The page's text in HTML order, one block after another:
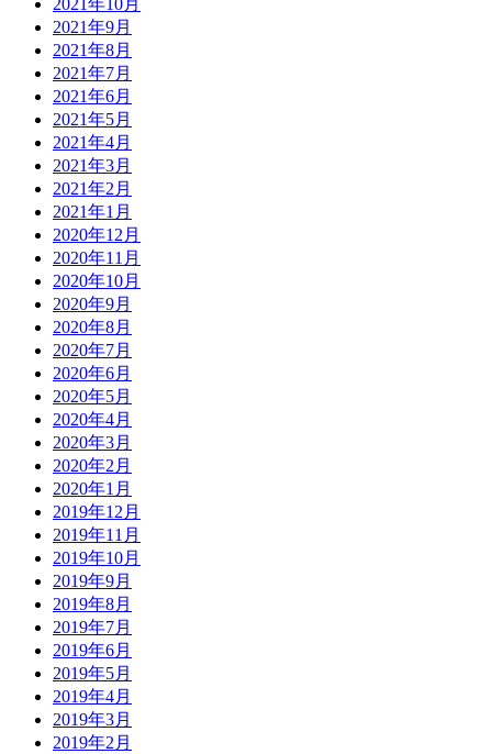
2021年10月
2021年9月
2021年8月
2021年7月
2021年6月
2021年5月
2021年4月
2021年3月
2021年2月
2021年1月
2020年12月
2020年11月
2020年10月
2020年9月
2020年8月
2020年7月
2020年6月
2020年5月
2020年4月
2020年3月
2020年2月
2020年1月
2019年12月
2019年11月
2019年10月
2019年9月
2019年8月
2019年7月
2019年6月
2019年5月
2019年4月
2019年3月
2019年2月